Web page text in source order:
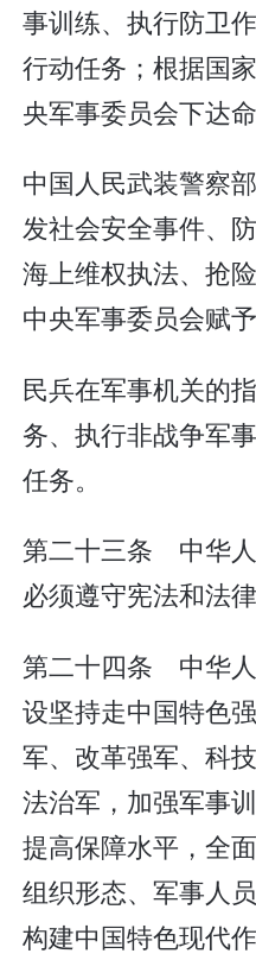
事训练、执行防卫
行动任务；根据国
央军事委员会下达
中国人民武装警察
发社会安全事件、
海上维权执法、抢
中央军事委员会赋
民兵在军事机关的
务、执行非战争军
任务。
第二十三条 中华
必须遵守宪法和法律
第二十四条 中华
设坚持走中国特色
军、改革强军、科
法治军，加强军事
提高保障水平，全
组织形态、军事人
构建中国特色现代